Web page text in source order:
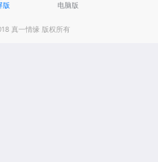
版 电脑版
真一情缘 版权所有